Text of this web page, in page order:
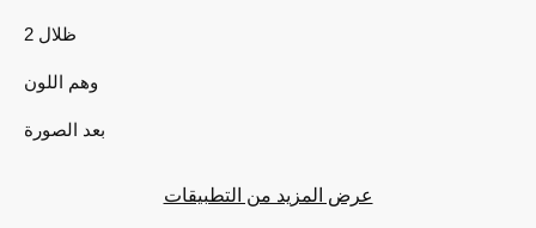
2 ظلال
وهم اللون
بعد الصورة
عرض المزيد من التطبيقات